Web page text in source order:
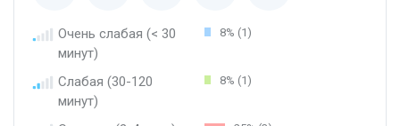
Очень слабая (< 30
минут)
8% (1)
Слабая (30-120
минут)
8% (1)